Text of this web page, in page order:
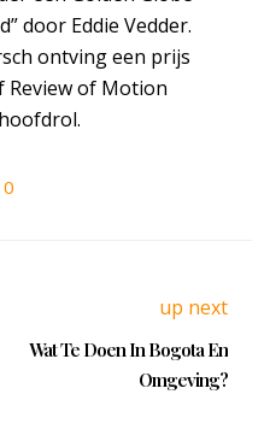
door Eddie Vedder.
ontving een prijs
Review of Motion
0
up next
Wat Te Doen In Bogota En
Omgeving?